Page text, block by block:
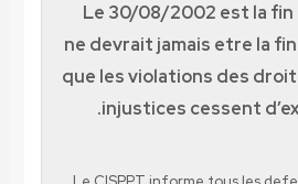
Le 30/08/2002 est la fin
ne devrait jamais etre la
que les violations des
injustices cessent